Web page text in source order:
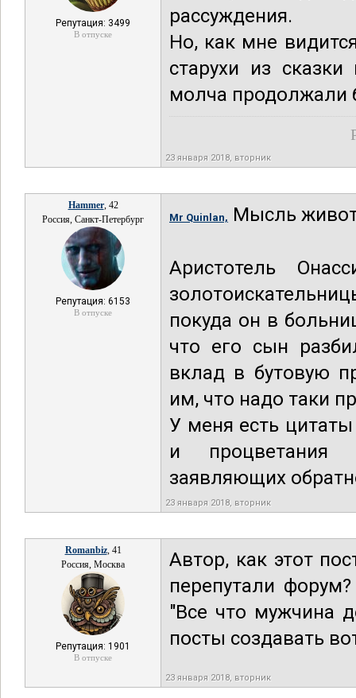
Репутация: 3499
В отпуске
рассуждения.
Но, как мне
старухи из
молча продолжали
23 января 2018, вторник
Hammer, 42
Россия, Санкт-Петербург
Репутация: 6153
В отпуске
Mr Quinlan, Мысль
Аристотель
покуда он в
что его сын
вклад в бутовую
им, что надо таки
У меня есть
и процветания
заявляющих
23 января 2018, вторник
Romanbiz, 41
Россия, Москва
Репутация: 1901
В отпуске
Автор, как этот
перепутали
"Все что мужчина
посты создавать
23 января 2018, вторник